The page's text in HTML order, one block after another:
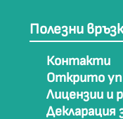
Полезни
Контакти
Открито
Лицензии и